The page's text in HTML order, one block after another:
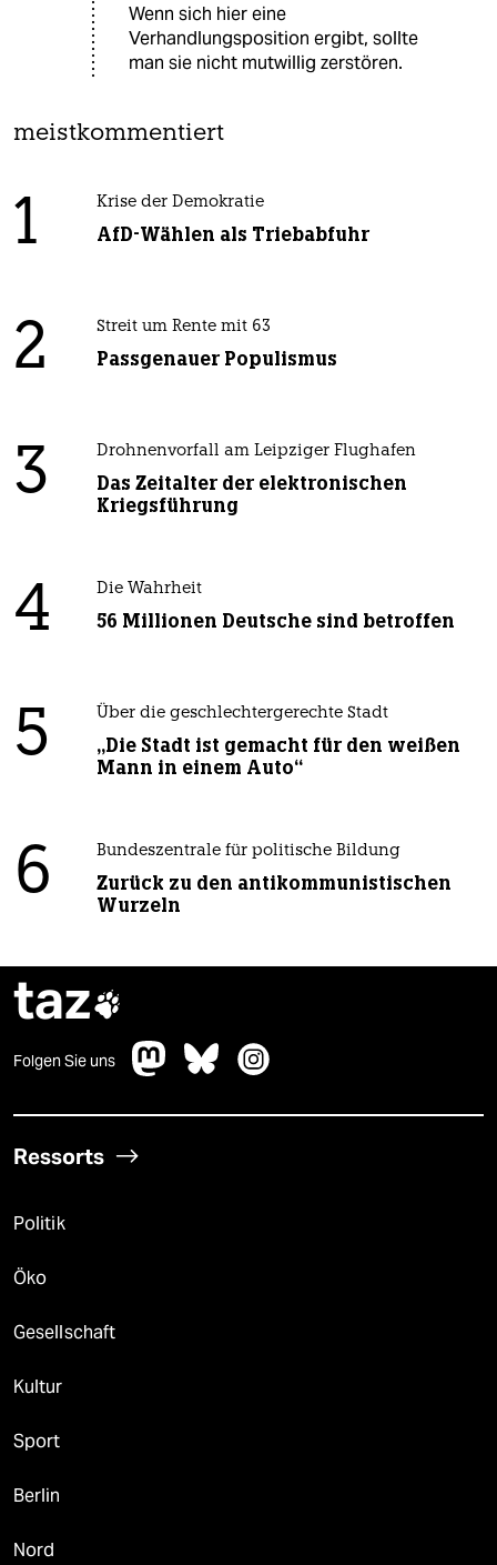
Wenn sich hier eine
Verhandlungsposition ergibt, sollte
man sie nicht mutwillig zerstören.
meistkommentiert
1 Krise der Demokratie
AfD-Wählen als Triebabfuhr
2 Streit um Rente mit 63
Passgenauer Populismus
3 Drohnenvorfall am Leipziger Flughafen
Das Zeitalter der elektronischen
Kriegsführung
4 Die Wahrheit
56 Millionen Deutsche sind betroffen
5 Über die geschlechtergerechte Stadt
„Die Stadt ist gemacht für den weißen
Mann in einem Auto“
6 Bundeszentrale für politische Bildung
Zurück zu den antikommunistischen
Wurzeln
taz
Folgen Sie uns
Ressorts
Politik
Öko
Gesellschaft
Kultur
Sport
Berlin
Nord